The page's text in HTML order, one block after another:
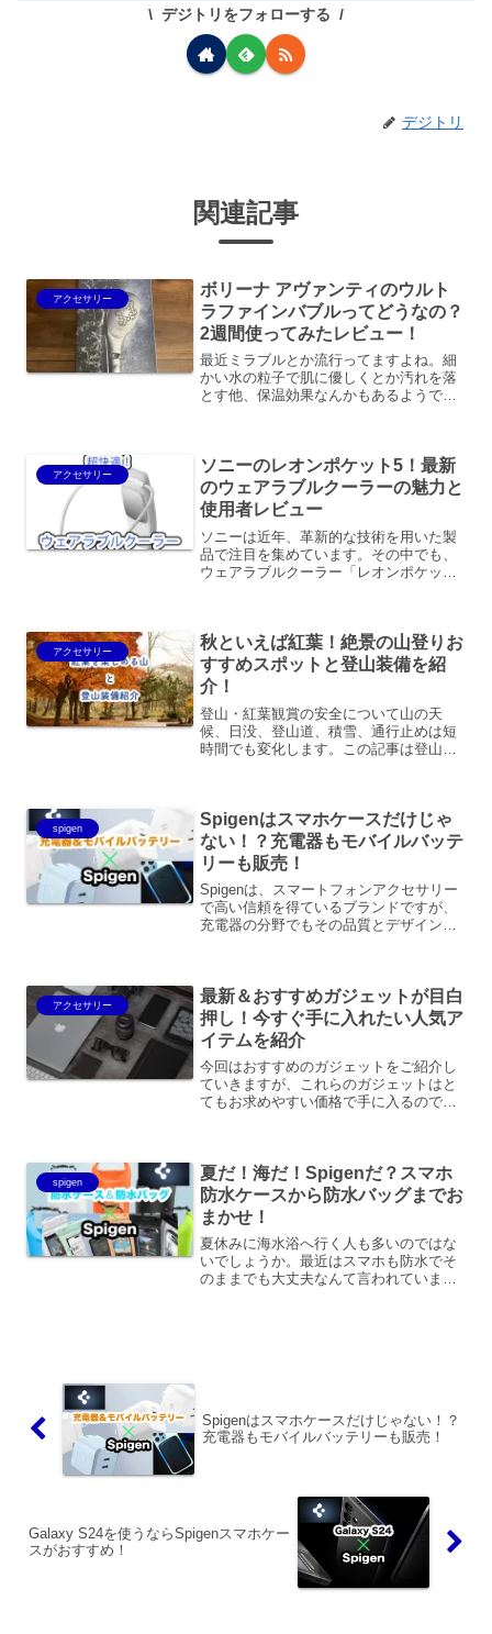
デジトリをフォローする
デジトリ
関連記事
アクセサリー
ボリーナ アヴァンティのウルト
ラファインバブルってどうなの？
2週間使ってみたレビュー！
最近ミラブルとか流行ってますよね。細
かい水の粒子で肌に優しくとか汚れを落
とす他、保温効果なんかもあるようで
注意ください。さて、今回紹...
アクセサリー
ソニーのレオンポケット5！最新
のウェアラブルクーラーの魅力と
使用者レビュー
ソニーは近年、革新的な技術を用いた製
品で注目を集めています。その中でも、
ウェアラブルクーラー「レオンポケッ
と、その使用者レビューを詳...
アクセサリー
秋といえば紅葉！絶景の山登りお
すすめスポットと登山装備を紹
介！
登山・紅葉観賞の安全について山の天
候、日没、登山道、積雪、通行止めは短
時間でも変化します。この記事は登山計
図、十分な防寒・雨具・水分、...
spigen
Spigenはスマホケースだけじゃ
ない！？充電器もモバイルバッテ
リーも販売！
Spigenは、スマートフォンアクセサリー
で高い信頼を得ているブランドですが、
充電器の分野でもその品質とデザインで
Spigenの充...
アクセサリー
最新＆おすすめガジェットが目白
押し！今すぐ手に入れたい人気ア
イテムを紹介
今回はおすすめのガジェットをご紹介し
ていきますが、これらのガジェットはと
てもお求めやすい価格で手に入るので
う！※今回は商品リンク多め...
spigen
夏だ！海だ！Spigenだ？スマホ
防水ケースから防水バッグまでお
まかせ！
夏休みに海水浴へ行く人も多いのではな
いでしょうか。最近はスマホも防水でそ
のままでも大丈夫なんて言われています
Spigenはスマホケースだけじゃない！？
充電器もモバイルバッテリーも販売！
Galaxy S24を使うならSpigenスマホケー
スがおすすめ！